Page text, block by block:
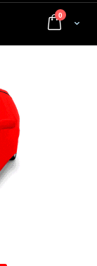
Cart
0 artigos